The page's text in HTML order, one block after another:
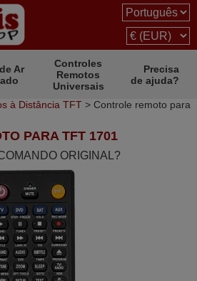
Ar
Controles
Remotos
Universais
Precisa
de ajuda?
à Distância TFT > Controle remoto para
PARA TFT 1701
ORIGINAL?